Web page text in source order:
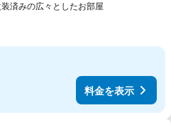
済みの広々としたお部屋
料金を表示